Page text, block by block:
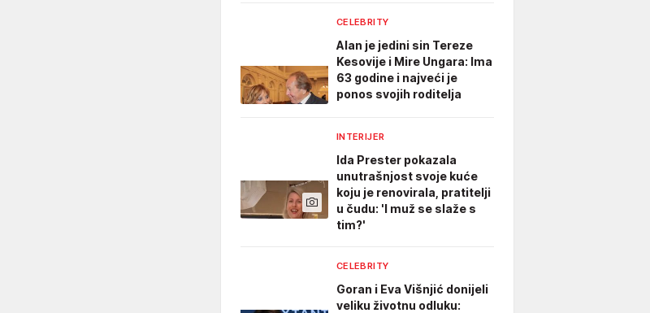
CELEBRITY
Alan je jedini sin Tereze
Kesovije i Mire Ungara: Ima
63 godine i najveći je
ponos svojih roditelja
INTERIJER
Ida Prester pokazala
unutrašnjost svoje kuće
koju je renovirala, pratitelji
u čudu: 'I muž se slaže s
tim?'
CELEBRITY
Goran i Eva Višnjić donijeli
veliku životnu odluku: